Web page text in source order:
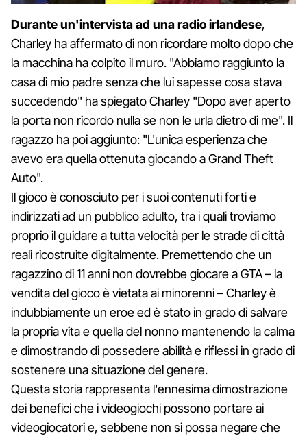
Durante un'intervista ad una radio irlandese,
Charley ha affermato di non ricordare molto dopo che
la macchina ha colpito il muro. "Abbiamo raggiunto la
casa di mio padre senza che lui sapesse cosa stava
succedendo" ha spiegato Charley "Dopo aver aperto
la porta non ricordo nulla se non le urla dietro di me". Il
ragazzo ha poi aggiunto: "L'unica esperienza che
avevo era quella ottenuta giocando a Grand Theft
Auto".
Il gioco è conosciuto per i suoi contenuti forti e
indirizzati ad un pubblico adulto, tra i quali troviamo
proprio il guidare a tutta velocità per le strade di città
reali ricostruite digitalmente. Premettendo che un
ragazzino di 11 anni non dovrebbe giocare a GTA – la
vendita del gioco è vietata ai minorenni – Charley è
indubbiamente un eroe ed è stato in grado di salvare
la propria vita e quella del nonno mantenendo la calma
e dimostrando di possedere abilità e riflessi in grado di
sostenere una situazione del genere.
Questa storia rappresenta l'ennesima dimostrazione
dei benefici che i videogiochi possono portare ai
videogiocatori e, sebbene non si possa negare che